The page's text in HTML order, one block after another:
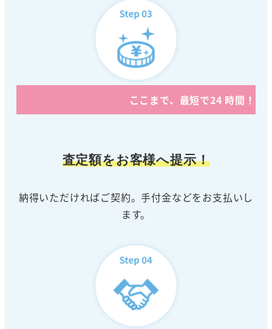
ここまで、最短で24 時間！
査定額をお客様へ提示！
納得いただければご契約。手付金などをお支払いし
ます。